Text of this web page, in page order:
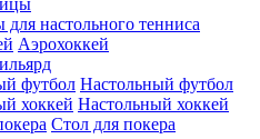
для настольного тенниса
Аэрохоккей
Настольный футбол
Настольный хоккей
Стол для покера